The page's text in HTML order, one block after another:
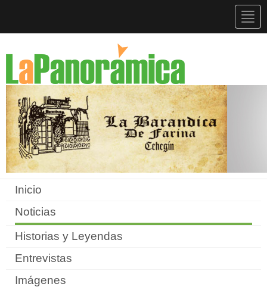
Inicio
Noticias
Historias y Leyendas
Entrevistas
Imágenes